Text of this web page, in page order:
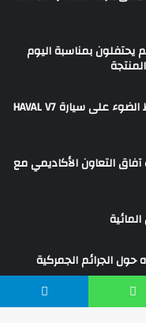
يحتفلون بمناسبة اليوم
توزيع وتسويق السيارات المحدودة تسلّط الضوء على سيارة HAVAL V7
آفاق التعاون الأكاديمي مع
حول الجرائم الجمركية
تيلقرام